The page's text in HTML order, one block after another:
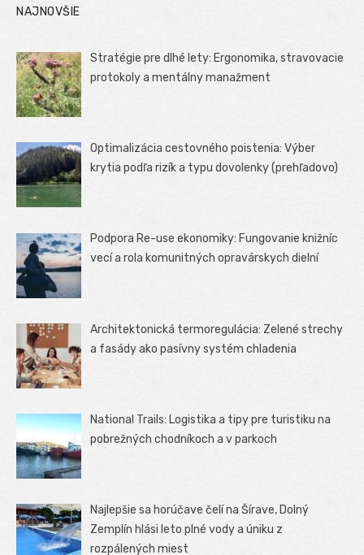
NAJNOVŠIE
Stratégie pre dlhé lety: Ergonomika, stravovacie
protokoly a mentálny manažment
Optimalizácia cestovného poistenia: Výber
krytia podľa rizík a typu dovolenky (prehľadovo)
Podpora Re-use ekonomiky: Fungovanie knižníc
vecí a rola komunitných opravárskych dielní
Architektonická termoregulácia: Zelené strechy
a fasády ako pasívny systém chladenia
National Trails: Logistika a tipy pre turistiku na
pobrežných chodníkoch a v parkoch
Najlepšie sa horúčave čelí na Šírave, Dolný
Zemplín hlási leto plné vody a úniku z
rozpálených miest